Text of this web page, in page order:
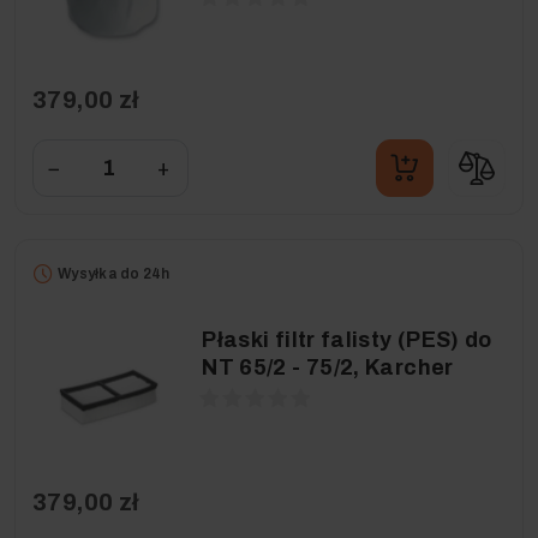
379,00 zł
− +
Wysyłka do 24h
Płaski filtr falisty (PES) do
NT 65/2 - 75/2, Karcher
379,00 zł